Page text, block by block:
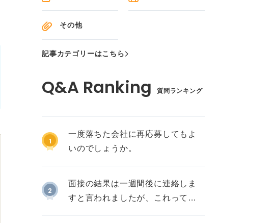
その他
記事カテゴリーはこちら
質問ランキング
1
一度落ちた会社に再応募してもよ
いのでしょうか。
2
面接の結果は一週間後に連絡しま
すと言われましたが、これって不